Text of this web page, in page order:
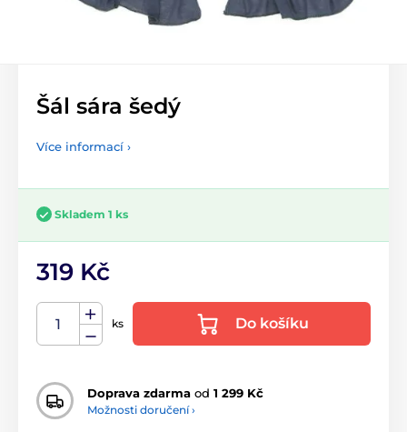
Šál sára šedý
Více informací ›
Skladem 1 ks
319 Kč
ks Do košíku
Doprava zdarma od 1 299 Kč
Možnosti doručení ›